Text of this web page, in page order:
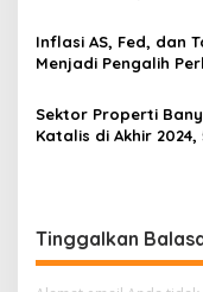
Prospeknya
Inflasi AS, Fed, dan
Menjadi Pengalih
Keuangan
Sektor Properti
Katalis di Akhir 2024,
Tinggalkan